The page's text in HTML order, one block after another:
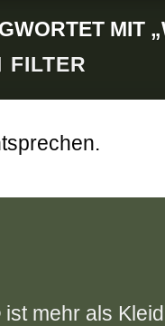
MIT
FILTER
mehr als